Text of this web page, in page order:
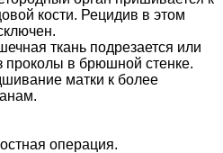
кости. Рецидив в этом
ткань подрезается или
проколы в брюшной стенке.
матки к более
операция.